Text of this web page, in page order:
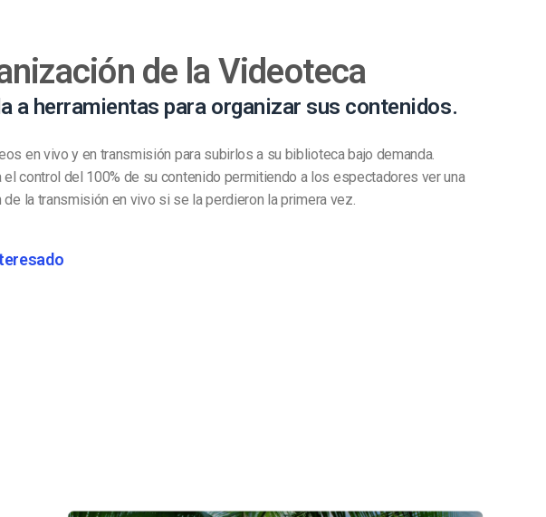
de la Videoteca
a herramientas para organizar sus contenidos.
en vivo y en transmisión para subirlos a su biblioteca bajo demanda.
el control del 100% de su contenido permitiendo a los espectadores ver una
la transmisión en vivo si se la perdieron la primera vez.